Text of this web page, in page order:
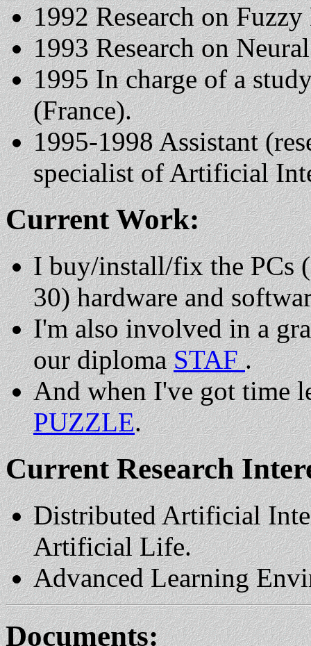
1992 Research on
1993 Research on
1995 In charge of a
(France).
1995-1998 Assistant
specialist of Artificial
Current Work:
I buy/install/fix the PCs
30) hardware and
I'm also involved in a
our diplomaSTAF.
And when I've got time
PUZZLE.
Current Research
Distributed Artificial
Artificial Life.
Advanced Learning
Documents: